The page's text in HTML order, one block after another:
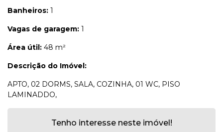
Banheiros: 1
Vagas de garagem: 1
Área útil: 48 m²
Descrição do Imóvel:
APTO, 02 DORMS, SALA, COZINHA, 01 WC, PISO
LAMINADDO,
Tenho interesse neste imóvel!